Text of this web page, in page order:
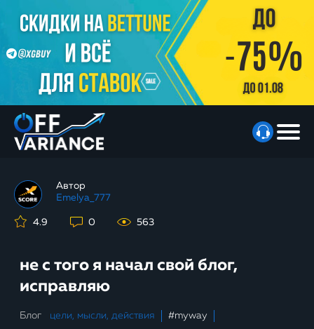
Автор
Emelya_777
4.9 0 563
не с того я начал свой блог,
исправляю
Блог цели, мысли, действия
#myway